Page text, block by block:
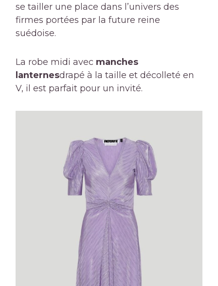
se tailler une place dans l’univers des
firmes portées par la future reine
suédoise.
La robe midi avec manches
lanternesdrapé à la taille et décolleté en
V, il est parfait pour un invité.